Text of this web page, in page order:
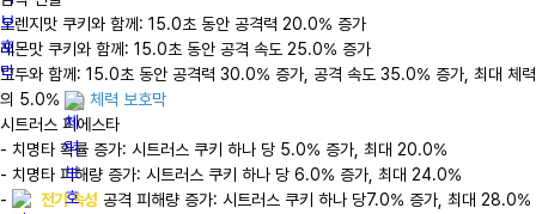
오렌지맛 쿠키와 함께: 15.0초 동안 공격력 20.0% 증가
레몬맛 쿠키와 함께: 15.0초 동안 공격 속도 25.0% 증가
모두와 함께: 15.0초 동안 공격력 30.0% 증가, 공격 속도 35.0% 증가, 최대 체력
의 5.0%
체력 보호막
시트러스 피에스타
- 치명타 확률 증가: 시트러스 쿠키 하나 당 5.0% 증가, 최대 20.0%
- 치명타 피해량 증가: 시트러스 쿠키 하나 당 6.0% 증가, 최대 24.0%
-
전기 속성 공격 피해량 증가: 시트러스 쿠키 하나 당7.0% 증가, 최대 28.0%